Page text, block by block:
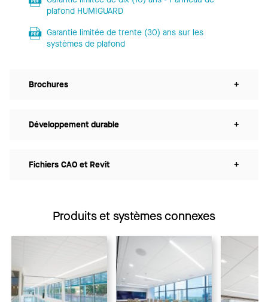
plafond HUMIGUARD
Garantie limitée de trente (30) ans sur les
systèmes de plafond
Brochures +
Développement durable +
Fichiers CAO et Revit +
Produits et systèmes connexes